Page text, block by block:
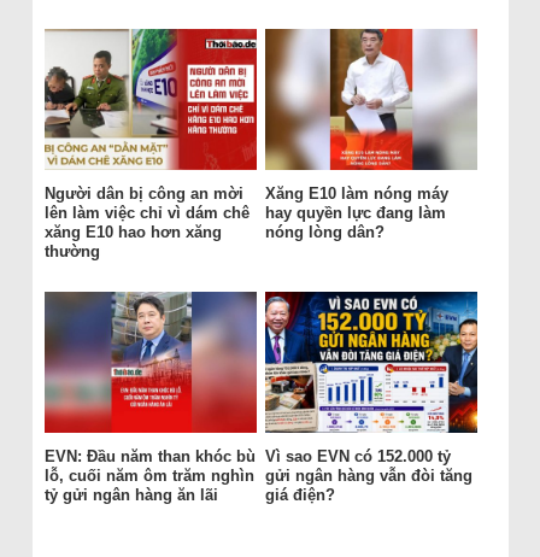
Người dân bị công an mời
lên làm việc chỉ vì dám chê
xăng E10 hao hơn xăng
thường
Xăng E10 làm nóng máy
hay quyền lực đang làm
nóng lòng dân?
EVN: Đầu năm than khóc bù
lỗ, cuối năm ôm trăm nghìn
tỷ gửi ngân hàng ăn lãi
Vì sao EVN có 152.000 tỷ
gửi ngân hàng vẫn đòi tăng
giá điện?